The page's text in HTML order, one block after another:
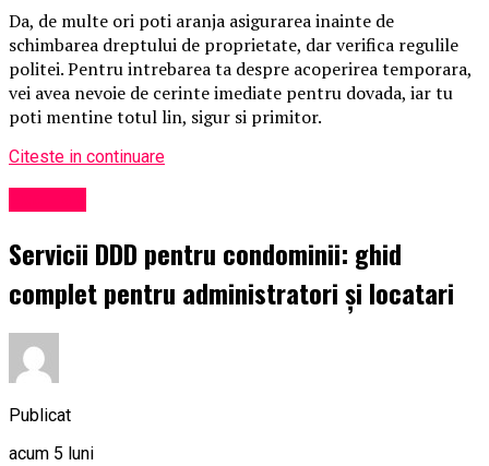
Da, de multe ori poti aranja asigurarea inainte de
schimbarea dreptului de proprietate, dar verifica regulile
politei. Pentru intrebarea ta despre acoperirea temporara,
vei avea nevoie de cerinte imediate pentru dovada, iar tu
poti mentine totul lin, sigur si primitor.
Citeste in continuare
Servicii DDD pentru condominii: ghid
complet pentru administratori și locatari
Publicat
acum 5 luni